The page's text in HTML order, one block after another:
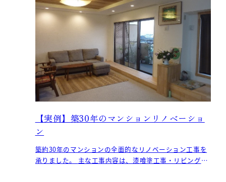
【実例】築30年のマンションリノベーショ
ン
築約30年のマンションの全面的なリノベーション工事を
承りました。 主な工事内容は、漆喰塗工事・リビング改